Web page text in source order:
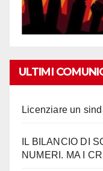
ULTIMI
Licenziare un
IL BILANCIO DI
NUMERI. MA I